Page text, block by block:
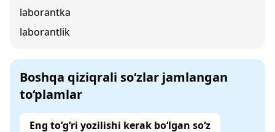
laborantka
laborantlik
Boshqa qiziqrali so‘zlar jamlangan
to‘plamlar
Eng to‘g‘ri yozilishi kerak bo‘lgan so‘z